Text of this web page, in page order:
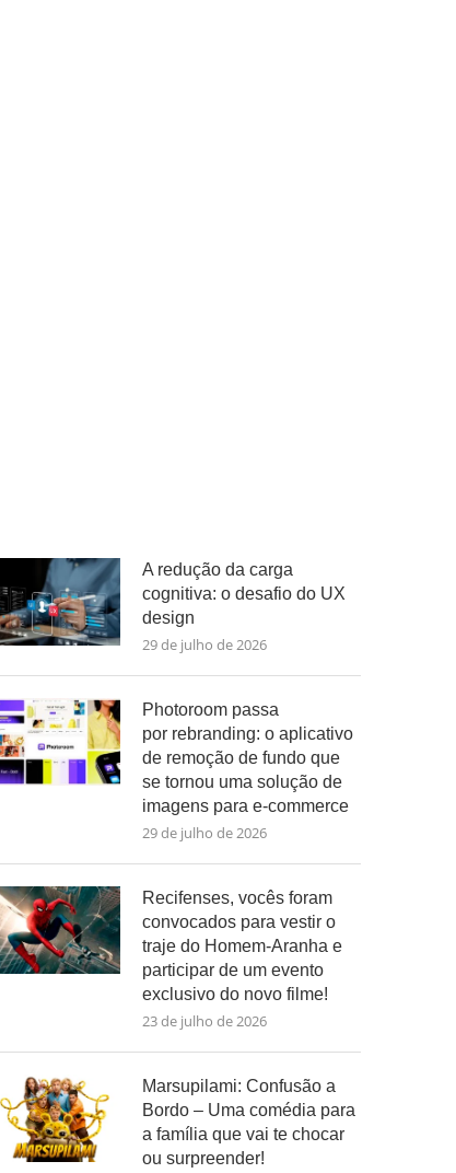
A redução da carga
cognitiva: o desafio do UX
design
29 de julho de 2026
Photoroom passa
por rebranding: o aplicativo
de remoção de fundo que
se tornou uma solução de
imagens para e-commerce
29 de julho de 2026
Recifenses, vocês foram
convocados para vestir o
traje do Homem-Aranha e
participar de um evento
exclusivo do novo filme!
23 de julho de 2026
Marsupilami: Confusão a
Bordo – Uma comédia para
a família que vai te chocar
ou surpreender!